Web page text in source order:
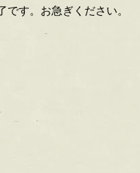
す。お急ぎください。